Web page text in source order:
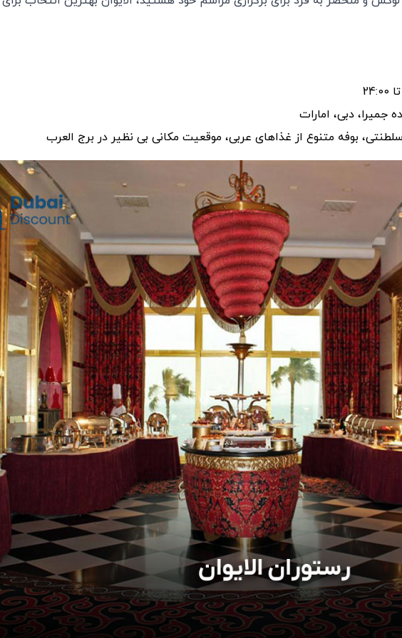
جمیرا، دبی، امارات
بوفه‌ متنوع از غذاهای عربی، موقعیت مکانی بی ‌نظیر در برج العرب